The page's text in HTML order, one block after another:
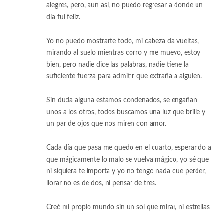
alegres, pero, aun así, no puedo regresar a donde un
día fui feliz.
Yo no puedo mostrarte todo, mi cabeza da vueltas,
mirando al suelo mientras corro y me muevo, estoy
bien, pero nadie dice las palabras, nadie tiene la
suficiente fuerza para admitir que extraña a alguien.
Sin duda alguna estamos condenados, se engañan
unos a los otros, todos buscamos una luz que brille y
un par de ojos que nos miren con amor.
Cada día que pasa me quedo en el cuarto, esperando a
que mágicamente lo malo se vuelva mágico, yo sé que
ni siquiera te importa y yo no tengo nada que perder,
llorar no es de dos, ni pensar de tres.
Creé mi propio mundo sin un sol que mirar, ni estrellas